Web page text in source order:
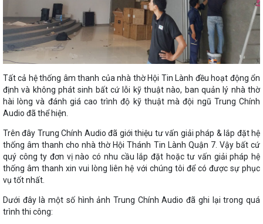
Tất cả hệ thống âm thanh của nhà thờ Hội Tin Lành đều hoạt động ổn
định và không phát sinh bất cứ lỗi kỹ thuật nào, ban quản lý nhà thờ
hài lòng và đánh giá cao trình độ kỹ thuật mà đội ngũ Trung Chính
Audio đã thể hiện.
Trên đây Trung Chính Audio đã giới thiệu tư vấn giải pháp & lắp đặt hệ
thống âm thanh cho nhà thờ Hội Thánh Tin Lành Quận 7. Vậy bất cứ
quý công ty đơn vị nào có nhu cầu lắp đặt hoặc tư vấn giải pháp hệ
thống âm thanh xin vui lòng liên hệ với chúng tôi để có được sự phục
vụ tốt nhất.
Dưới đây là một số hình ảnh Trung Chính Audio đã ghi lại trong quá
trình thi công: